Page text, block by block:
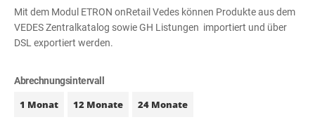
Mit dem Modul ETRON onRetail Vedes können Produkte aus dem
VEDES Zentralkatalog sowie GH Listungen importiert und über
DSL exportiert werden.
Abrechnungsintervall
1 Monat 12 Monate 24 Monate